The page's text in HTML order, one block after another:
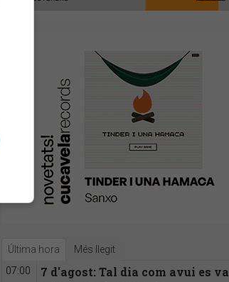
Última hora Més llegit
07:00
7 d'agost: Tal dia com avui es va